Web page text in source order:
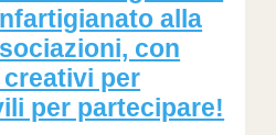
alla
con
per
per partecipare!